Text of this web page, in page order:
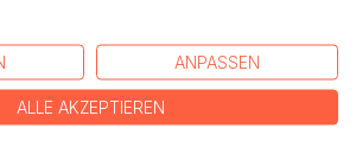
II of Stolen Lives introduces new
too. In a wild search for her
once Jasmine, is determined to
and overcome the many challenges
ANPASSEN
ALLE AKZEPTIEREN